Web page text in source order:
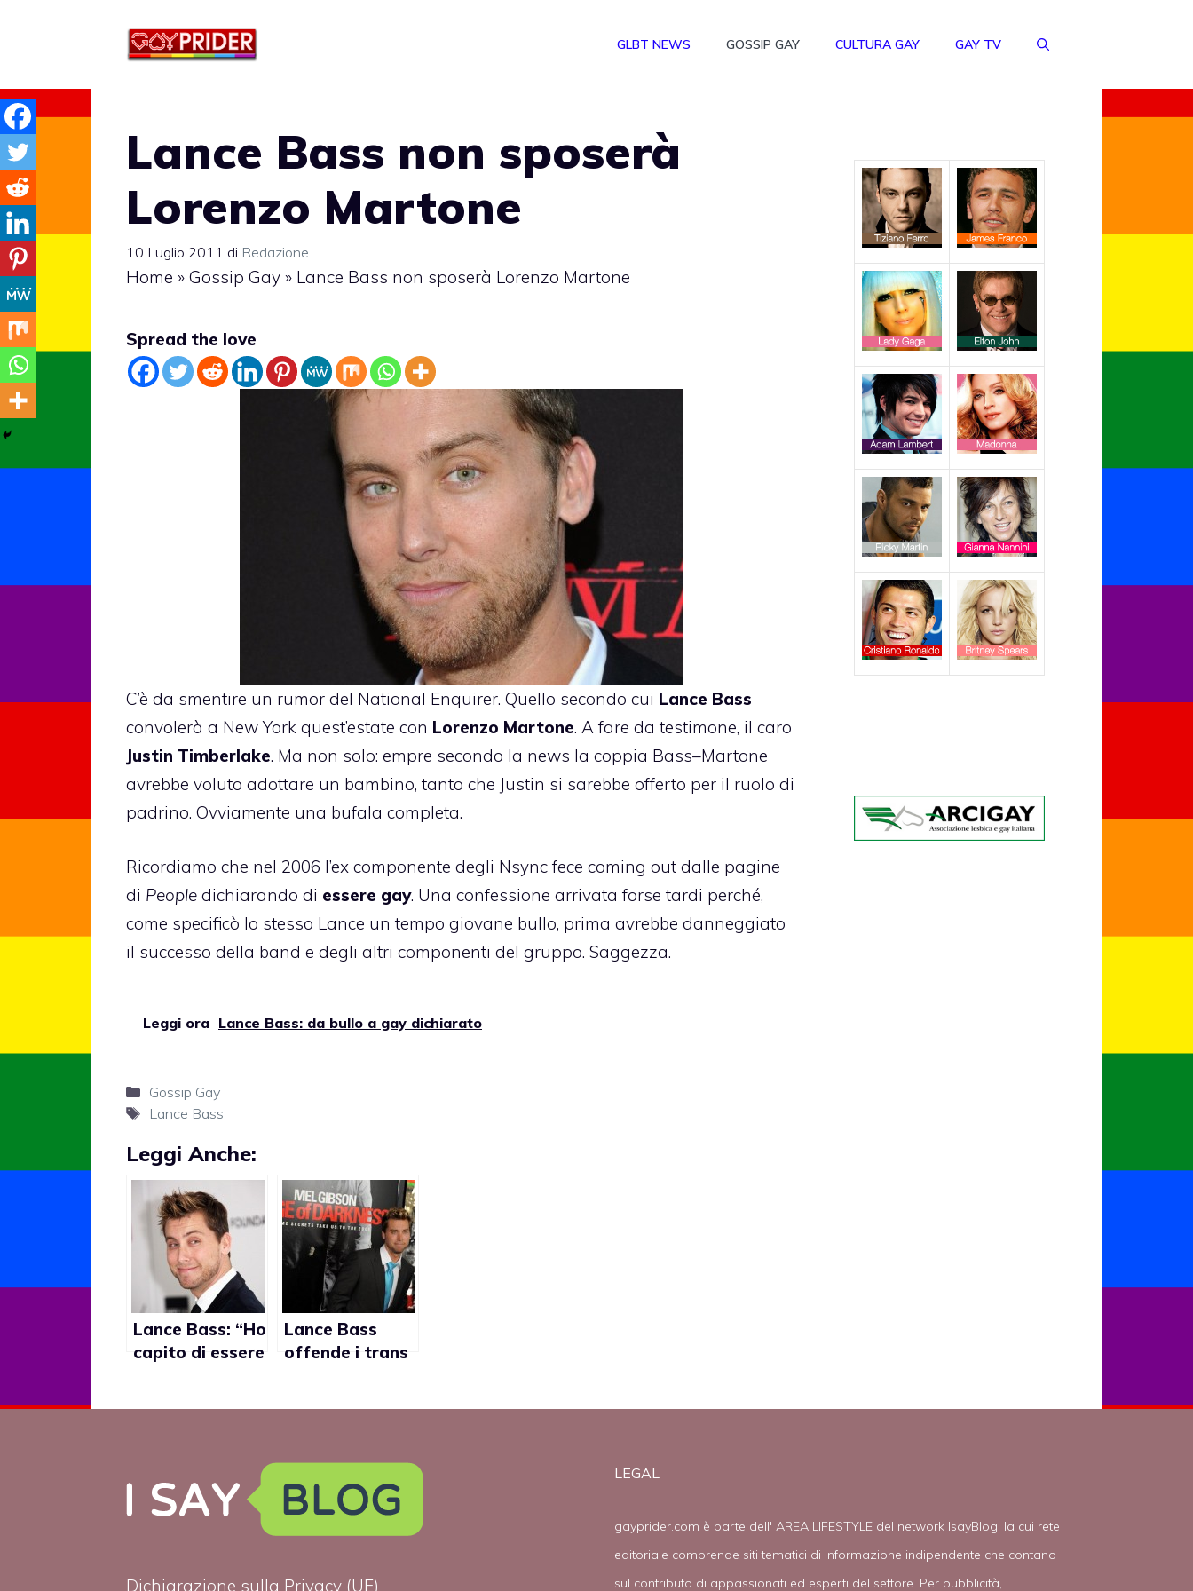
GLBT NEWS GOSSIP GAY CULTURA GAY GAY TV
Lance Bass non sposerà
Lorenzo Martone
10 Luglio 2011 di Redazione
Home » Gossip Gay » Lance Bass non sposerà Lorenzo Martone
Spread the love
C’è da smentire un rumor del National Enquirer. Quello secondo cui Lance Bass
convolerà a New York quest’estate con Lorenzo Martone. A fare da testimone, il caro
Justin Timberlake. Ma non solo: empre secondo la news la coppia Bass–Martone
avrebbe voluto adottare un bambino, tanto che Justin si sarebbe offerto per il ruolo di
padrino. Ovviamente una bufala completa.
Ricordiamo che nel 2006 l’ex componente degli Nsync fece coming out dalle pagine
di People dichiarando di essere gay. Una confessione arrivata forse tardi perché,
come specificò lo stesso Lance un tempo giovane bullo, prima avrebbe danneggiato
il successo della band e degli altri componenti del gruppo. Saggezza.
Leggi ora Lance Bass: da bullo a gay dichiarato
Categorie
Gossip Gay
Tag
Lance Bass
Leggi Anche:
Lance Bass: “Ho
capito di essere
Lance Bass
offende i trans
Dichiarazione sulla Privacy (UE)
LEGAL
gayprider.com è parte dell' AREA LIFESTYLE del network IsayBlog! la cui rete
editoriale comprende siti tematici di informazione indipendente che contano
sul contributo di appassionati ed esperti del settore. Per pubblicità,